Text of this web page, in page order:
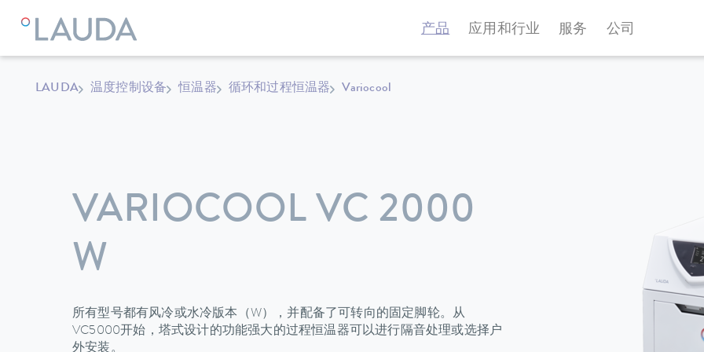
产品 应用和行业 服务 公司
LAUDA 温度控制设备 恒温器 循环和过程恒温器 Variocool
VARIOCOOL VC 2000
W
所有型号都有风冷或水冷版本（W），并配备了可转向的固定脚轮。从
VC5000开始，塔式设计的功能强大的过程恒温器可以进行隔音处理或选择户
外安装。